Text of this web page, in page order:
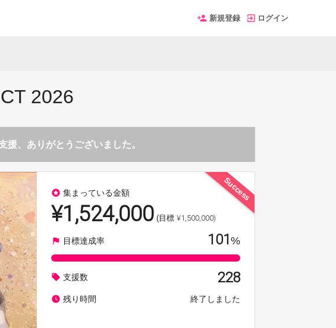
新規登録 ログイン
2026
援、ありがとうございました。
Success
stars 集まっている金額
¥1,524,000 (目標 ¥1,500,000)
flag 目標達成率 101%
local_offer 支援数 228
watch_later 残り時間 終了しました